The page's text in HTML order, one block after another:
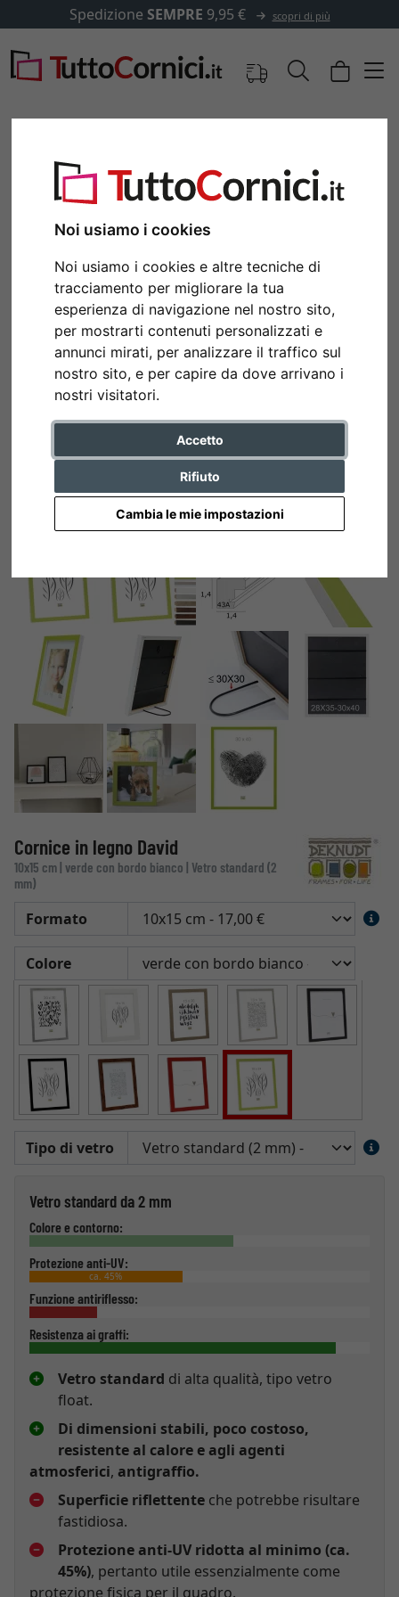
Noi usiamo i cookies
Noi usiamo i cookies e altre tecniche di
tracciamento per migliorare la tua
esperienza di navigazione nel nostro sito,
per mostrarti contenuti personalizzati e
annunci mirati, per analizzare il traffico sul
nostro sito, e per capire da dove arrivano i
nostri visitatori.
Accetto
Rifiuto
Cambia le mie impostazioni
Spedizione SEMPRE9,95 € scopri di più
Indietro
Cornice in legno David
10x15 cm | verde con bordo bianco | Vetro standard (2
mm)
Formato
Colore
Tipo di vetro
Vetro standard da 2 mm
Colore e contorno:
Protezione anti-UV:
ca. 45%
Funzione antiriflesso:
Resistenza ai graffi:
Vetro standard di alta qualità, tipo vetro
float.
Di dimensioni stabili, poco costoso,
resistente al calore e agli agenti
atmosferici, antigraffio.
Superficie riflettente che potrebbe risultare
fastidiosa.
Protezione anti-UV ridotta al minimo (ca.
45%), pertanto utile essenzialmente come
protezione fisica per il quadro.